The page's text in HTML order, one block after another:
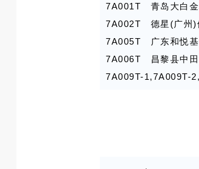
7A001T 青岛大白金
7A002T 德星(广州)
7A005T 广东和悦基
7A006T 昌黎县中田
7A009T-1,7A009T-
7A009T-7 福州围
7A010T-10 吉岛国